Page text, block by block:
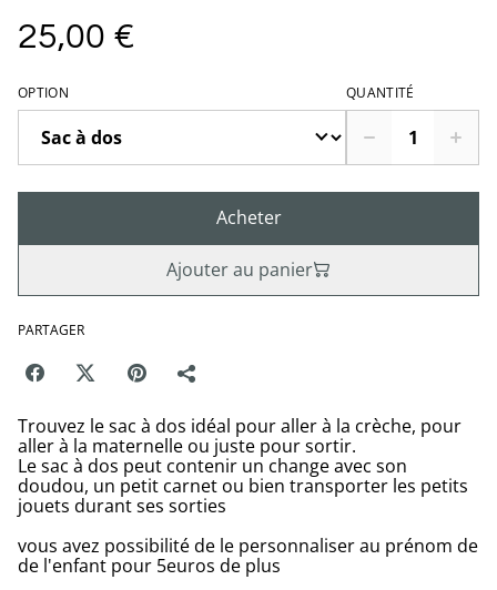
25,00 €
OPTION QUANTITÉ
Acheter
Ajouter au panier
PARTAGER
Trouvez le sac à dos idéal pour aller à la crèche, pour
aller à la maternelle ou juste pour sortir.
Le sac à dos peut contenir un change avec son
doudou, un petit carnet ou bien transporter les petits
jouets durant ses sorties
vous avez possibilité de le personnaliser au prénom de
de l'enfant pour 5euros de plus